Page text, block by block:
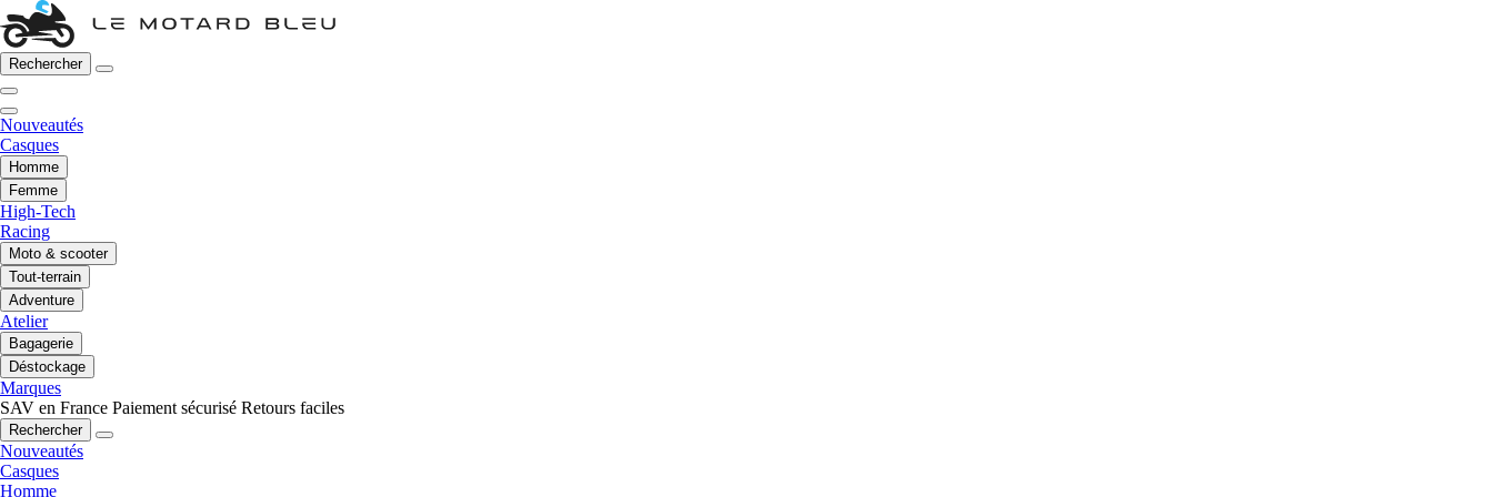
Rechercher
Nouveautés
Casques
Homme
Femme
High-Tech
Racing
Moto & scooter
Tout-terrain
Adventure
Atelier
Bagagerie
Déstockage
Marques
SAV en France Paiement sécurisé Retours faciles
Rechercher
Nouveautés
Casques
Homme